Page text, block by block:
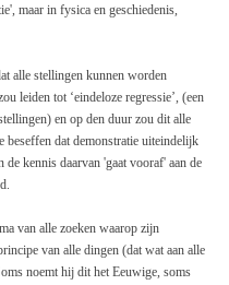
maar in fysica en geschiedenis,
alle stellingen kunnen worden
leiden tot ‘eindeloze regressie’, (een
en op den duur zou dit alle
dat demonstratie uiteindelijk
de kennis daarvan 'gaat vooraf' aan de
van alle zoeken waarop zijn
van alle dingen (dat wat aan alle
noemt hij dit het Eeuwige, soms